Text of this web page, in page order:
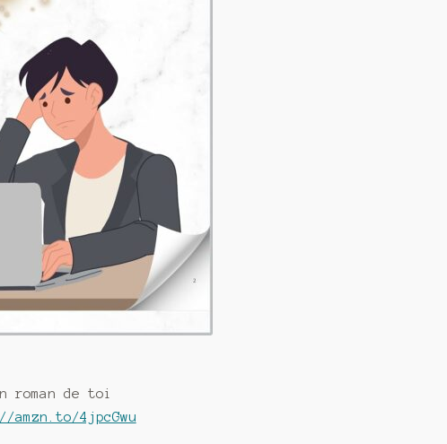
roman de toi
amzn.to/4jpcGwu